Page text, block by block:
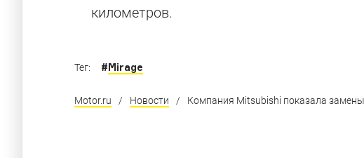
километров.
Тег: #Mirage
Motor.ru / Новости / Компания Mitsubishi показала замены